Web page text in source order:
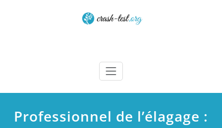
Professionnel de l’élagage :